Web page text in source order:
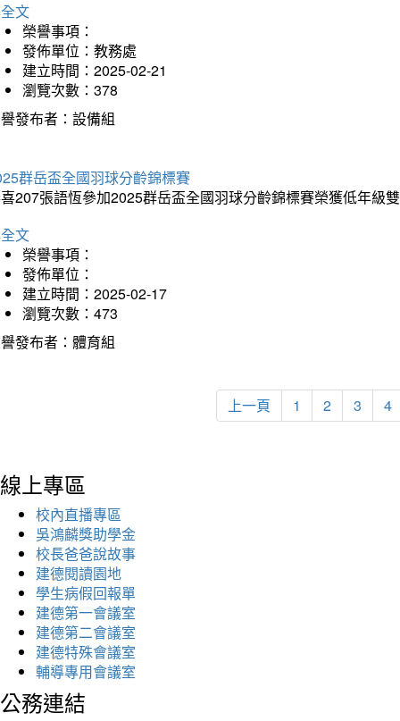
文
榮譽事項：
發佈單位：教務處
建立時間：2025-02-21
瀏覽次數：378
發布者：設備組
群岳盃全國羽球分齡錦標賽
207張語恆參加2025群岳盃全國羽球分齡錦標賽榮獲低年級
文
榮譽事項：
發佈單位：
建立時間：2025-02-17
瀏覽次數：473
發布者：體育組
上一頁 1 2 3 4
線上專區
校內直播專區
吳鴻麟獎助學金
校長爸爸說故事
建德閱讀園地
學生病假回報單
建德第一會議室
建德第二會議室
建德特殊會議室
輔導專用會議室
公務連結